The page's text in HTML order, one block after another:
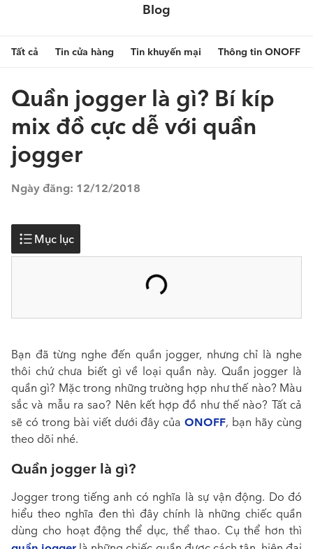
Blog
Tất cả Tin cửa hàng Tin khuyến mại Thông tin ONOFF
Quần jogger là gì? Bí kíp
mix đồ cực dễ với quần
jogger
Ngày đăng: 12/12/2018
Mục lục
Bạn đã từng nghe đến quần jogger, nhưng chỉ là nghe
thôi chứ chưa biết gì về loại quần này. Quần jogger là
quần gì? Mặc trong những trường hợp như thế nào? Màu
sắc và mẫu ra sao? Nên kết hợp đồ như thế nào? Tất cả
sẽ có trong bài viết dưới đây củaONOFF, bạn hãy cùng
theo dõi nhé.
Quần jogger là gì?
Jogger trong tiếng anh có nghĩa là sự vận động. Do đó
hiểu theo nghĩa đen thì đây chính là những chiếc quần
dùng cho hoạt động thể dục, thể thao. Cụ thể hơn thì